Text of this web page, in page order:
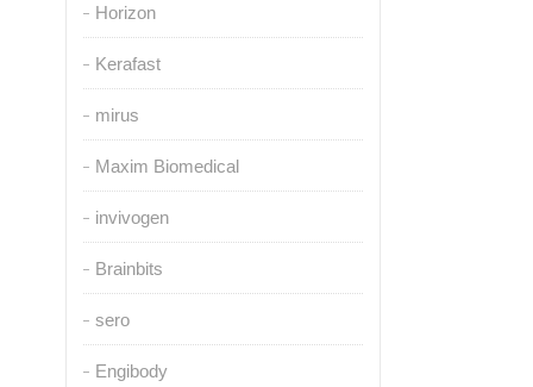
Horizon
Kerafast
mirus
Maxim Biomedical
invivogen
Brainbits
sero
Engibody